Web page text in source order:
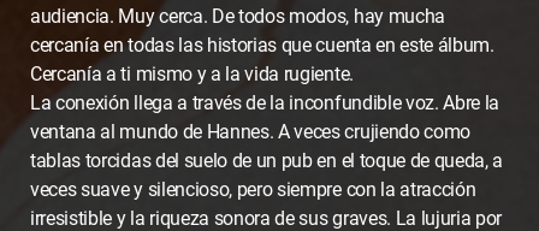
audiencia. Muy cerca. De todos modos, hay mucha
cercanía en todas las historias que cuenta en este álbum.
Cercanía a ti mismo y a la vida rugiente.
La conexión llega a través de la inconfundible voz. Abre la
ventana al mundo de Hannes. A veces crujiendo como
tablas torcidas del suelo de un pub en el toque de queda, a
veces suave y silencioso, pero siempre con la atracción
irresistible y la riqueza sonora de sus graves. La lujuria por